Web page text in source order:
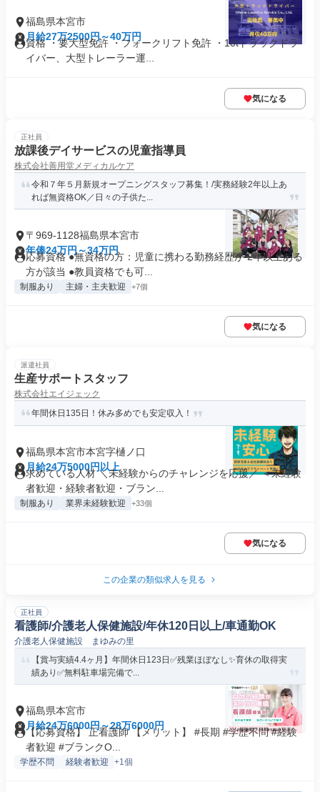
福島県本宮市
月給27万2500円～40万円
資格 ・要大型免許 ・フォークリフト免許 ・10tトラックドラ
イバー、大型トレーラー運...
気になる
正社員
放課後デイサービスの児童指導員
株式会社善用堂メディカルケア
令和７年５月新規オープニングスタッフ募集！/実務経験2年以上あ
れば無資格OK／日々の子供た...
〒969-1128福島県本宮市
年俸24万円～34万円
応募資格 ●無資格の方：児童に携わる勤務経歴が 2年以上ある
方が該当 ●教員資格でも可...
制服あり 主婦・主夫歓迎 +7個
気になる
派遣社員
生産サポートスタッフ
株式会社エイジェック
年間休日135日！休み多めでも安定収入！
福島県本宮市本宮字樋ノ口
月給24万5000円以上
求めている人材 ＼未経験からのチャレンジを応援／ ＜未経験
者歓迎・経験者歓迎・ブラン...
制服あり 業界未経験歓迎 +33個
気になる
この企業の類似求人を見る
正社員
看護師/介護老人保健施設/年休120日以上/車通勤OK
介護老人保健施設 まゆみの里
【賞与実績4.4ヶ月】年間休日123日✅残業ほぼなし✨育休の取得実
績あり✅無料駐車場完備で...
福島県本宮市
月給24万6000円～28万6000円
【応募資格】 正看護師 【メリット】 #長期 #学歴不問 #経験
者歓迎 #ブランクO...
学歴不問 経験者歓迎 +1個